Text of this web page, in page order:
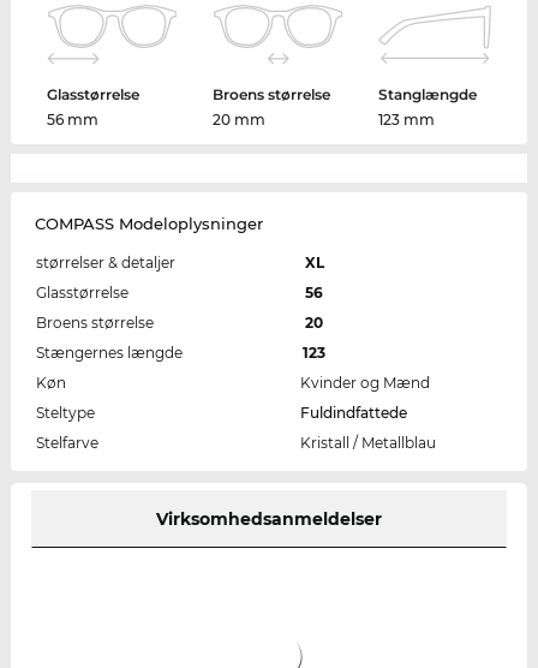
Glasstørrelse
56 mm
Broens størrelse
20 mm
Stanglængde
123 mm
COMPASS Modeloplysninger
størrelser & detaljer
XL
Glasstørrelse
56
Broens størrelse
20
Stængernes længde
123
Køn
Kvinder og Mænd
Steltype
Fuldindfattede
Stelfarve
Kristall / Metallblau
Virksomhedsanmeldelser